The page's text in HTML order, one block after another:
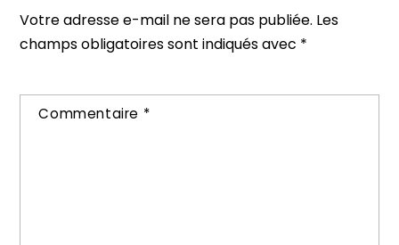
Votre adresse e-mail ne sera pas publiée. Les
champs obligatoires sont indiqués avec *
Commentaire *